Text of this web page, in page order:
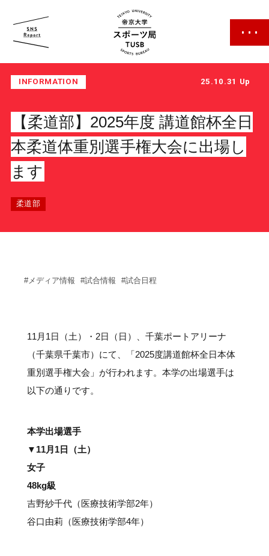
帝京大学 スポーツ局
スポーツ局について
クラブ紹介
サポート情報
運動部支援
お問い合わせ
帝京大学スポーツ憲章
Tags
INFORMATION 25.10.31 Up
【柔道部】2025年度 講道館杯全日
本柔道体重別選手権大会に出場し
ます
柔道部
#メディア情報 #試合情報 #試合日程
11月1日（土）・2日（日）、千葉ポートアリーナ
（千葉県千葉市）にて、「2025度講道館杯全日本体
重別選手権大会」が行われます。本学の出場選手は
以下の通りです。
本学出場選手
▼11月1日（土）
女子
48kg級
吉野紗千代（医療技術学部2年）
谷口由莉（医療技術学部4年）